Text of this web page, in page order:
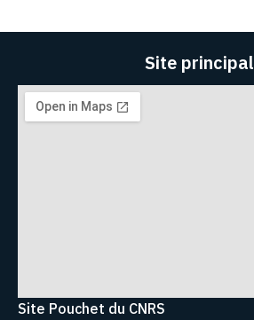
Site principal
Site Pouchet du CNRS